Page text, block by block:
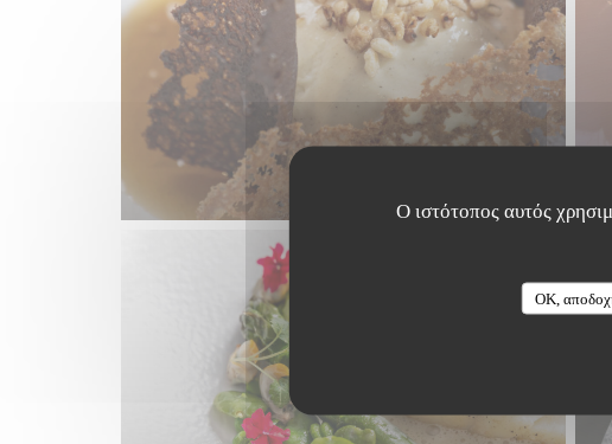
Ο ιστότοπος αυτός
OK,